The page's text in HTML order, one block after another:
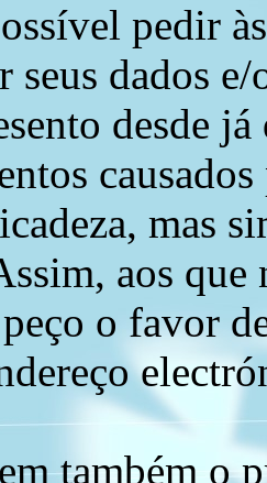
pedir
dados
desde
mas
aos
o favor
também o